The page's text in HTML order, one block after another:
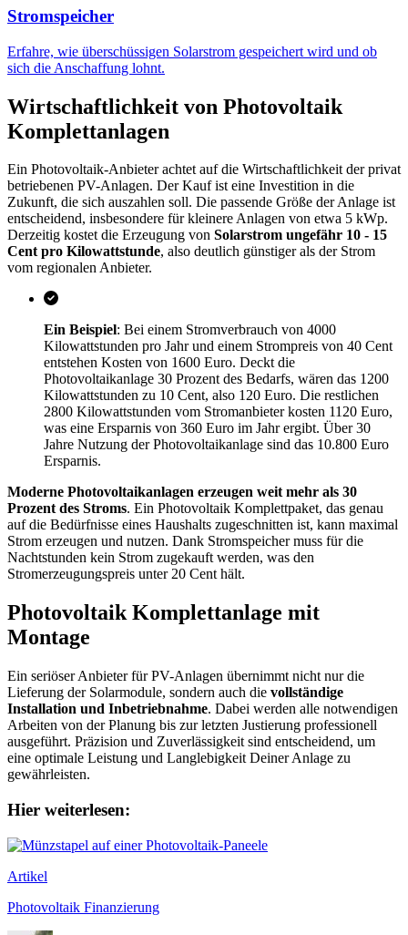
Stromspeicher
Erfahre, wie überschüssigen Solarstrom gespeichert wird und ob
sich die Anschaffung lohnt.
Wirtschaftlichkeit von Photovoltaik
Komplettanlagen
Ein Photovoltaik-Anbieter achtet auf die Wirtschaftlichkeit der privat
betriebenen PV-Anlagen. Der Kauf ist eine Investition in die
Zukunft, die sich auszahlen soll. Die passende Größe der Anlage ist
entscheidend, insbesondere für kleinere Anlagen von etwa 5 kWp.
Derzeitig kostet die Erzeugung von Solarstrom ungefähr 10 - 15
Cent pro Kilowattstunde, also deutlich günstiger als der Strom
vom regionalen Anbieter.
Ein Beispiel: Bei einem Stromverbrauch von 4000
Kilowattstunden pro Jahr und einem Strompreis von 40 Cent
entstehen Kosten von 1600 Euro. Deckt die
Photovoltaikanlage 30 Prozent des Bedarfs, wären das 1200
Kilowattstunden zu 10 Cent, also 120 Euro. Die restlichen
2800 Kilowattstunden vom Stromanbieter kosten 1120 Euro,
was eine Ersparnis von 360 Euro im Jahr ergibt. Über 30
Jahre Nutzung der Photovoltaikanlage sind das 10.800 Euro
Ersparnis.
Moderne Photovoltaikanlagen erzeugen weit mehr als 30
Prozent des Stroms. Ein Photovoltaik Komplettpaket, das genau
auf die Bedürfnisse eines Haushalts zugeschnitten ist, kann maximal
Strom erzeugen und nutzen. Dank Stromspeicher muss für die
Nachtstunden kein Strom zugekauft werden, was den
Stromerzeugungspreis unter 20 Cent hält.
Photovoltaik Komplettanlage mit
Montage
Ein seriöser Anbieter für PV-Anlagen übernimmt nicht nur die
Lieferung der Solarmodule, sondern auch die vollständige
Installation und Inbetriebnahme. Dabei werden alle notwendigen
Arbeiten von der Planung bis zur letzten Justierung professionell
ausgeführt. Präzision und Zuverlässigkeit sind entscheidend, um
eine optimale Leistung und Langlebigkeit Deiner Anlage zu
gewährleisten.
Hier weiterlesen:
Artikel
Photovoltaik Finanzierung